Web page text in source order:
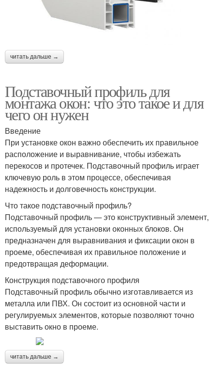
читать дальше →
Подставочный профиль для
монтажа окон: что это такое и для
чего он нужен
Введение
При установке окон важно обеспечить их правильное
расположение и выравнивание, чтобы избежать
перекосов и протечек. Подставочный профиль играет
ключевую роль в этом процессе, обеспечивая
надежность и долговечность конструкции.
Что такое подставочный профиль?
Подставочный профиль — это конструктивный элемент,
используемый для установки оконных блоков. Он
предназначен для выравнивания и фиксации окон в
проеме, обеспечивая их правильное положение и
предотвращая деформации.
Конструкция подставочного профиля
Подставочный профиль обычно изготавливается из
металла или ПВХ. Он состоит из основной части и
регулируемых элементов, которые позволяют точно
выставить окно в проеме.
читать дальше →